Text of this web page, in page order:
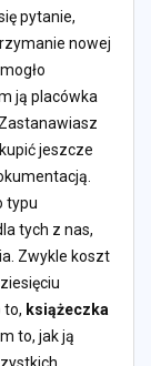
pytanie,
nowej
ją placówka
jeszcze
typu
tych z nas,
Zwykle koszt
to, książeczka
to, jak ją